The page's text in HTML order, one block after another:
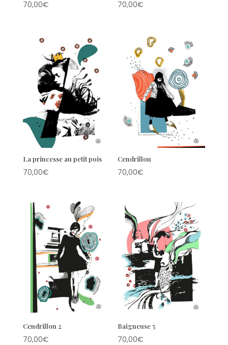
70,00€ 70,00€
La princesse au petit pois
70,00€
Cendrillon
70,00€
Cendrillon 2
70,00€
Baigneuse 5
70,00€